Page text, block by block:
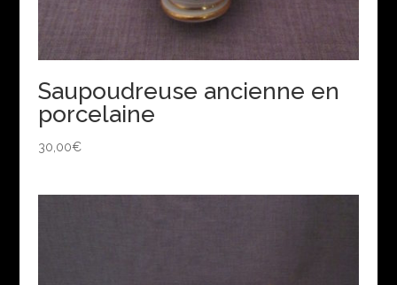
Saupoudreuse ancienne en
porcelaine
30,00€